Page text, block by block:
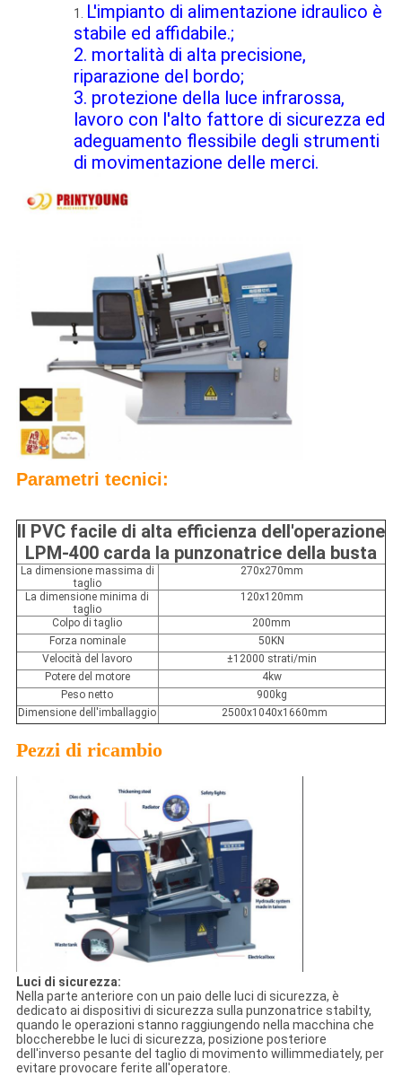
1. L'impianto di alimentazione idraulico è
stabile ed affidabile.;
2. mortalità di alta precisione,
riparazione del bordo;
3. protezione della luce infrarossa,
lavoro con l'alto fattore di sicurezza ed
adeguamento flessibile degli strumenti
di movimentazione delle merci.
Parametri tecnici:
Il PVC facile di alta efficienza dell'operazione
LPM-400 carda la punzonatrice della busta
La dimensionemassima di
taglio
270x270mm
La dimensione minima di
taglio
120x120mm
Colpo di taglio
200mm
Forza nominale
50KN
Velocità del lavoro
±12000 strati/min
Potere del motore
4kw
Peso netto
900kg
Dimensione dell'imballaggio
2500x1040x1660mm
Pezzi di ricambio
Luci di sicurezza:
Nella parte anteriore con un paio delle luci di sicurezza, è
dedicato ai dispositivi di sicurezza sulla punzonatrice stabilty,
quando le operazioni stanno raggiungendo nella macchina che
bloccherebbe le luci di sicurezza, posizione posteriore
dell'inverso pesante del taglio di movimento willimmediately, per
evitare provocare ferite all'operatore.